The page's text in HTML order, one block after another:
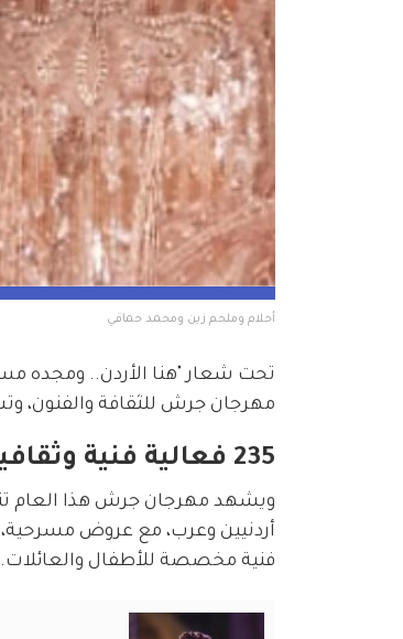
أحلام وملحم زين ومحمد حماقي
مهرجان جرش للثقافة والفنون، وتستمر
235 فعالية فنية وثقافية في مهرجان جرش 39
أردنيين وعرب، مع عروض
فنية مخصصة للأطفال والعائلات.